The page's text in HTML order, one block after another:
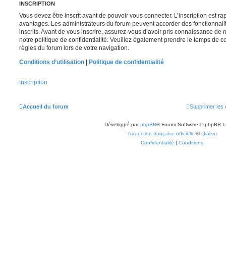
INSCRIPTION
Vous devez être inscrit avant de pouvoir vous connecter. L’inscription est
avantages. Les administrateurs du forum peuvent accorder des
inscrits. Avant de vous inscrire, assurez-vous d’avoir pris connaissance de
notre politique de confidentialité. Veuillez également prendre le temps de
règles du forum lors de votre navigation.
Conditions d’utilisation | Politique de confidentialité
Inscription
Accueil du forum Supprimer les
Développé parphpBB® Forum Software © phpBB
Traduction française officielle ©Qiaeru
Confidentialité | Conditions